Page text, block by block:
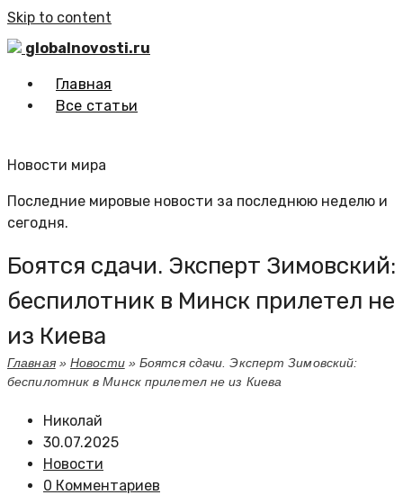
Skip to content
globalnovosti.ru
Главная
Все статьи
Новости мира
Последние мировые новости за последнюю неделю и
сегодня.
Боятся сдачи. Эксперт Зимовский:
беспилотник в Минск прилетел не
из Киева
Главная»Новости»Боятся сдачи. Эксперт Зимовский:
беспилотник в Минск прилетел не из Киева
Николай
30.07.2025
Новости
0 Комментариев